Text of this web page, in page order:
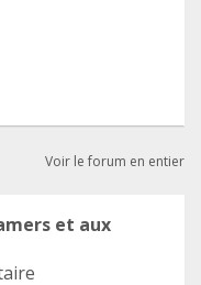
Voir le forum en entier
et aux